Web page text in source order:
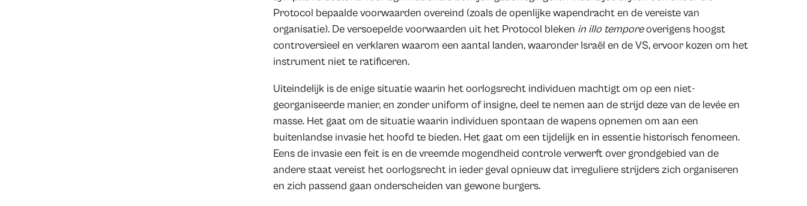
Protocol bepaalde voorwaarden overeind (zoals de openlijke wapendracht en de vereiste van
organisatie). De versoepelde voorwaarden uit het Protocol bleken in illo temporeoverigens hoogst
controversieel en verklaren waarom een aantal landen, waaronder Israël en de VS, ervoor kozen om het
instrument niet te ratificeren.
Uiteindelijk is de enige situatie waarin het oorlogsrecht individuen machtigt om op een niet-
georganiseerde manier, en zonder uniform of insigne, deel te nemen aan de strijd deze van de levée en
masse. Het gaat om de situatie waarin individuen spontaan de wapens opnemen om aan een
buitenlandse invasie het hoofd te bieden. Het gaat om een tijdelijk en in essentie historisch fenomeen.
Eens de invasie een feit is en de vreemde mogendheid controle verwerft over grondgebied van de
andere staat vereist het oorlogsrecht in ieder geval opnieuw dat irreguliere strijders zich organiseren
en zich passend gaan onderscheiden van gewone burgers.